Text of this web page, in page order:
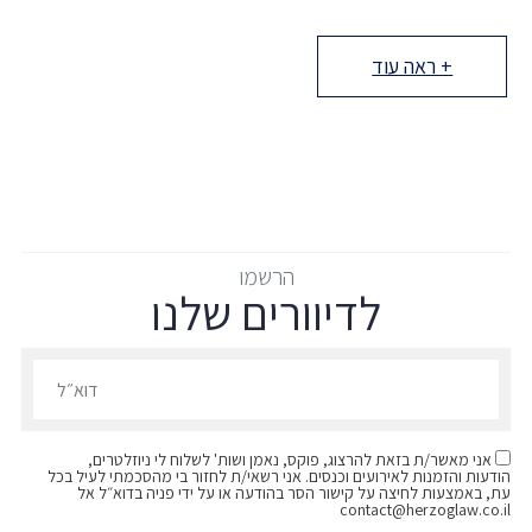
+ ראה עוד
הרשמו
לדיוורים שלנו
אני מאשר/ת בזאת להרצוג, פוקס, נאמן ושות' לשלוח לי ניוזלטרים,
הודעות והזמנות לאירועים וכנסים. אני רשאי/ת לחזור בי מהסכמתי לעיל בכל
עת, באמצעות לחיצה על קישור הסר בהודעה או על ידי פניה בדוא״ל אל
contact@herzoglaw.co.il